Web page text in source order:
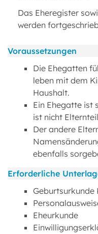
Das Eheregister
werden
Voraussetzungen
Die Ehegatten
leben mit dem
Haushalt.
Ein Ehegatte ist
ist nicht
Der andere
ebenfalls
Erforderliche
Geburtsurkunde
Eheurkunde